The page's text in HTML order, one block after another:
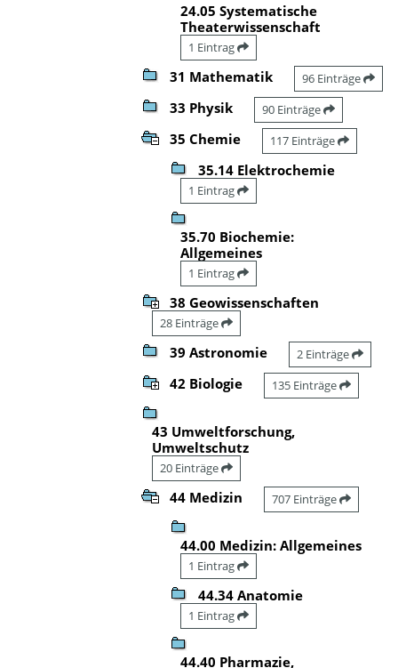
24.05 Systematische
Theaterwissenschaft
1 Eintrag
31 Mathematik 96 Einträge
33 Physik 90 Einträge
35 Chemie 117 Einträge
35.14 Elektrochemie
1 Eintrag
35.70 Biochemie:
Allgemeines
1 Eintrag
38 Geowissenschaften
28 Einträge
39 Astronomie 2 Einträge
42 Biologie 135 Einträge
43 Umweltforschung,
Umweltschutz
20 Einträge
44 Medizin 707 Einträge
44.00 Medizin: Allgemeines
1 Eintrag
44.34 Anatomie
1 Eintrag
44.40 Pharmazie,